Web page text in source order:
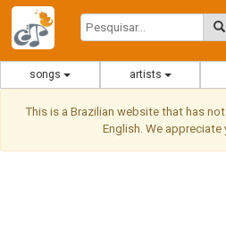
songs artists
This is a Brazilian website that has
English. We appreciate